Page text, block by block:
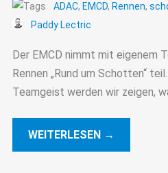
ADAC, EMCD, Rennen,
Paddy Lectric
Der EMCD nimmt mit eigenem
Rennen „Rund um Schotten“
Teamgeist werden wir zeigen,
WEITERLESEN →